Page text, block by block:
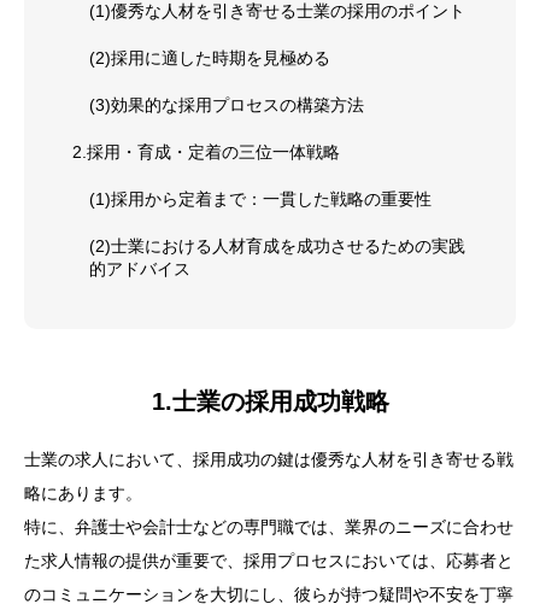
(1)優秀な人材を引き寄せる士業の採用のポイント
(2)採用に適した時期を見極める
(3)効果的な採用プロセスの構築方法
2.採用・育成・定着の三位一体戦略
(1)採用から定着まで：一貫した戦略の重要性
(2)士業における人材育成を成功させるための実践
的アドバイス
1.士業の採用成功戦略
士業の求人において、採用成功の鍵は優秀な人材を引き寄せる戦
略にあります。
特に、弁護士や会計士などの専門職では、業界のニーズに合わせ
た求人情報の提供が重要で、採用プロセスにおいては、応募者と
のコミュニケーションを大切にし、彼らが持つ疑問や不安を丁寧